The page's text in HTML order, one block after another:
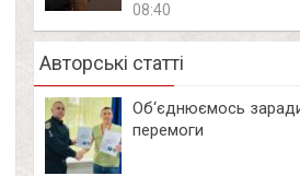
08:40
Авторські статті
Об‘єднюємось
перемоги